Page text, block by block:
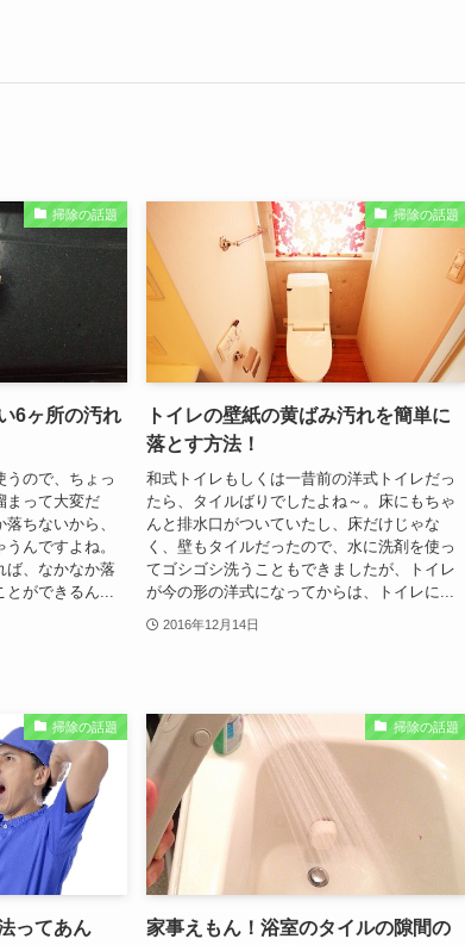
掃除の話題
6ヶ所の汚れ
うので、ちょっ
まって大変だ
ちないから、
んですよね。
ば、なかなか落
ができるん...
掃除の話題
トイレの壁紙の黄ばみ汚れを簡単に
落とす方法！
和式トイレもしくは一昔前の洋式トイレだっ
たら、タイルばりでしたよね～。床にもちゃ
んと排水口がついていたし、床だけじゃな
く、壁もタイルだったので、水に洗剤を使っ
てゴシゴシ洗うこともできましたが、トイレ
が今の形の洋式になってからは、トイレに...
2016年12月14日
掃除の話題
ってあん
掃除の話題
家事えもん！浴室のタイルの隙間の